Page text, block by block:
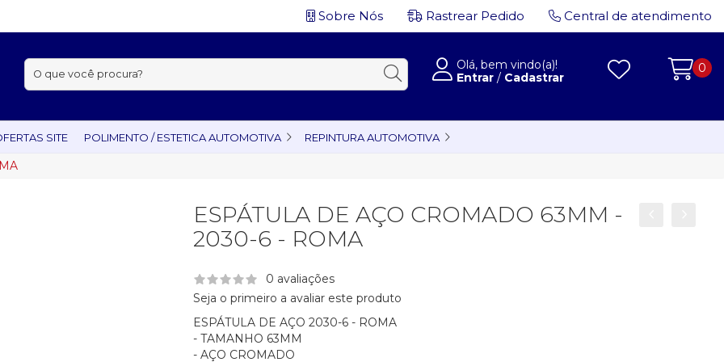
Sobre Nós Rastrear Pedido Central de atendimento
Buscar:
Olá, bem vindo(a)!
Entrar / Cadastrar
0
SITE POLIMENTO / ESTETICA AUTOMOTIVA REPINTURA AUTOMOTIVA
ESPÁTULA DE AÇO CROMADO 63MM -
2030-6 - ROMA
0 avaliações
Seja o primeiro a avaliar este produto
ESPÁTULA DE AÇO 2030-6 - ROMA
- TAMANHO 63MM
- AÇO CROMADO